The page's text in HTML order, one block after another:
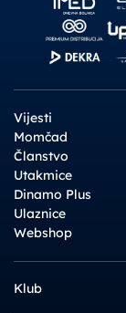
Vijesti
Momčad
Članstvo
Utakmice
Dinamo Plus
Ulaznice
Webshop
Klub